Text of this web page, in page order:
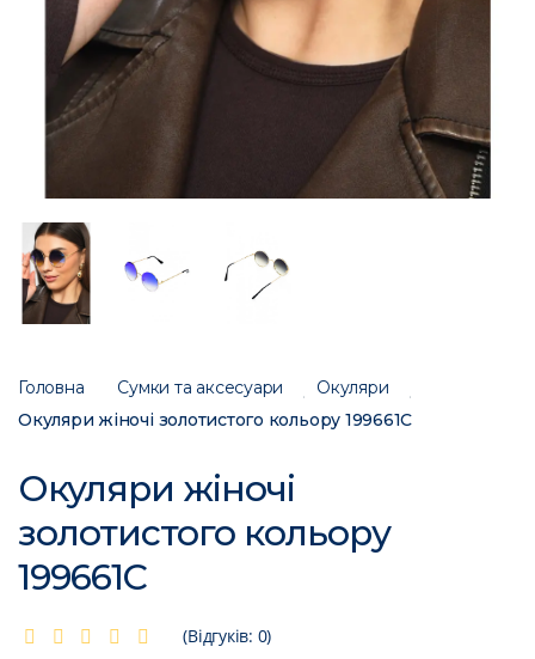
Головна Сумки та аксесуари
Окуляри
Окуляри жіночі золотистого кольору 199661C
Окуляри жіночі
золотистого кольору
199661C
(Відгуків: 0)